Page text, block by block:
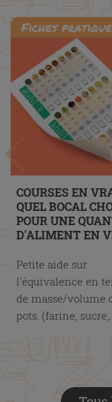
COURSES EN
QUEL BOCAL
POUR UNE
D'ALIMENT EN
Fiches
Petite aide sur
l'équivalence en
de masse/volume
pots. (farine,